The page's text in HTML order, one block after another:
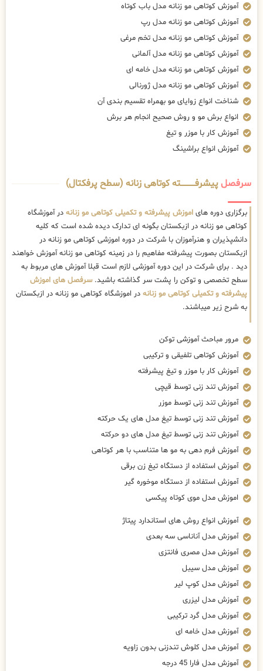
آموزش کوتاهی مو زنانه مدل باب کوتاه
آموزش کوتاهی مو زنانه مدل رپ
آموزش کوتاهی مو زنانه مدل تخم مرغی
آموزش کوتاهی مو زنانه مدل آلمانی
آموزش کوتاهی مو زنانه مدل خامه ای
آموزش کوتاهی مو زنانه مدل ژورنالی
شناخت انواع زوایای مو بهمراه تقسیم بندی آن
انواع برش مو و روش صحیح انجام هر برش
آموزش کار با موزر و تیغ
آموزش انواع براشینگ
سرفصلپیشرفــــــــــــته کوتاهی زنانه (سطح پرفکتال)
برگزاری دوره های اموزش پیشرفته و تکمیلی کوتاهی مو زنانه در آموزشگاه
کوتاهی مو زنانه در ازبکستان بگونه ای تدارک دیده شده است که کلیه
دانشپذیران و هنرآموزان با شرکت در دوره اموزشی کوتاهی مو زنانه در
ازبکستان بصورت پیشرفته مفاهیم را در زمینه کوتاهی مو زنانه آموزش خواهند
دید . برای شرکت در این دوره آموزشی لازم است قبلا آموزش های مربوط به
سطح تخصصی و توکن را پشت سر گذاشته باشید.سرفصل های اموزش
پیشرفته و تکمیلی کوتاهی مو زنانه در اموزشگاه کوتاهی مو زنانه در ازبکستان
به شرح زیر میباشند.
مرور مباحث آموزشی توکن
آموزش کوتاهی تلفیقی و ترکیبی
آموزش کار با موزر و تیغ پیشرفته
آموزش تند زنی توسط قیچی
آموزش تند زنی توسط موزر
آموزش تند زنی توسط تیغ مدل های یک حرکته
آموزش تند زنی توسط تیغ مدل های دو حرکته
آموزش فرم دهی به مو ها متناسب با هر کوتاهی
آموزش استفاده از دستگاه تیغ زن برقی
آموزش استفاده از دستگاه موخوره گیر
اموزش مدل موی کوتاه پیکسی
آموزش انواع روش های استاندارد پیتاژ
آموزش مدل آناناسی سه بعدی
آموزش مدل مصری فانتزی
آموزش مدل سیبل
آموزش مدل کوپ لیر
آموزش مدل لیزری
آموزش مدل گرد ترکیبی
آموزش مدل خامه ای
آموزش مدل کلوش تندزنی بدون زاویه
آموزش مدل فارا 45 درجه